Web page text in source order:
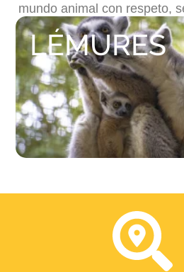
mundo animal con respeto,
LÉMURES